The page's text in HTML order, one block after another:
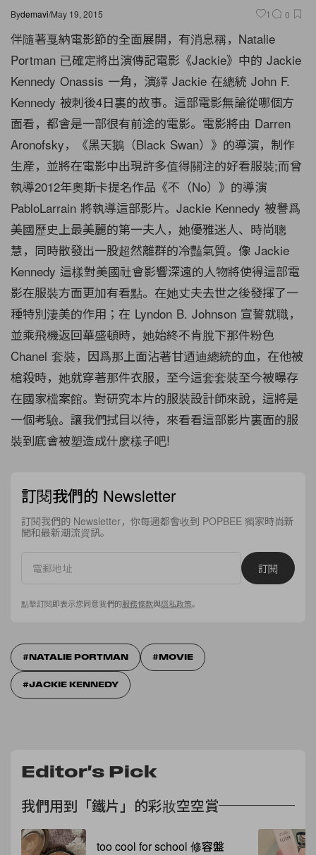
Bydemavi/May 19, 2015 1 0
伴隨著戛納電影節的全面展開，有消息稱，Natalie
Portman 已確定將出演傳記電影《Jackie》中的 Jackie
Kennedy Onassis 一角，演繹 Jackie 在總統 John F.
Kennedy 被刺後4日裏的故事。這部電影無論從哪個方
面看，都會是一部很有前途的電影。電影將由 Darren
Aronofsky，《黑天鵝（Black Swan）》的導演，制作
生産，並將在電影中出現許多值得關注的好看服裝;而曾
執導2012年奧斯卡提名作品《不（No）》的導演
PabloLarrain 將執導這部影片。Jackie Kennedy 被譽爲
美國歷史上最美麗的第一夫人，她優雅迷人、時尚聰
慧，同時散發出一股超然離群的冷豔氣質。像 Jackie
Kennedy 這樣對美國社會影響深遠的人物將使得這部電
影在服裝方面更加有看點。在她丈夫去世之後發揮了一
種特別淒美的作用；在 Lyndon B. Johnson 宣誓就職，
並乘飛機返回華盛頓時，她始終不肯脫下那件粉色
Chanel 套裝，因爲那上面沾著甘迺迪總統的血，在他被
槍殺時，她就穿著那件衣服，至今這套套裝至今被曝存
在國家檔案館。對研究本片的服裝設計師來說，這將是
一個考驗。讓我們拭目以待，來看看這部影片裏面的服
裝到底會被塑造成什麽樣子吧!
訂閱我們的 Newsletter
訂閱我們的 Newsletter，你每週都會收到 POPBEE 獨家時尚新
聞和最新潮流資訊。
訂閱
點擊訂閱即表示您同意我們的服務條款與隱私政策。
NATALIE PORTMAN MOVIE
JACKIE KENNEDY
Editor's Pick
我們用到「鐵片」的彩妝空空賞
too cool for school 修容盤